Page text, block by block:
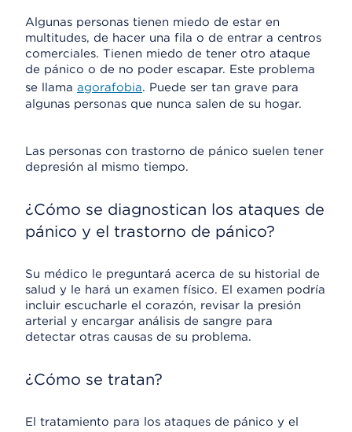
Algunas personas tienen miedo de estar en
multitudes, de hacer una fila o de entrar a centros
comerciales. Tienen miedo de tener otro ataque
de pánico o de no poder escapar. Este problema
se llama agorafobia. Puede ser tan grave para
algunas personas que nunca salen de su hogar.
Las personas con trastorno de pánico suelen tener
depresión al mismo tiempo.
¿Cómo se diagnostican los ataques de
pánico y el trastorno de pánico?
Su médico le preguntará acerca de su historial de
salud y le hará un examen físico. El examen podría
incluir escucharle el corazón, revisar la presión
arterial y encargar análisis de sangre para
detectar otras causas de su problema.
¿Cómo se tratan?
El tratamiento para los ataques de pánico y el